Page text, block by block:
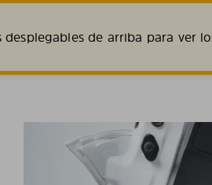
de arriba para ver